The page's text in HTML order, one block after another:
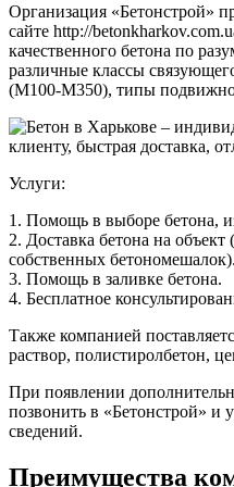
Организация «Бетонстрой»
сайте http://
качественного бетона по
различные классы
(М100-М350), типы
Услуги:
1. Помощь в выборе бетона,
2. Доставка бетона на
собственных бетономешалок).
3. Помощь в заливке бетона.
4. Бесплатное
Также компанией
раствор, полистиролбетон,
При появлении
позвонить в «Бетонстрой» и
сведений.
Преимущества